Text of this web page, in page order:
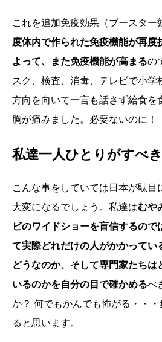
これを追加免疫効果（ブースター
度体内で作られた免疫機能が再度
よって、また免疫機能が高まるの
スク、検査、消毒、テレビで小学
方向を向いて一言も話さず給食を
胸が痛みました。必要ないのに！
私達一人ひとりがすべ
こんな事をしていては日本が駄目
大変になるでしょう。私達はむや
ビのワイドショーを盲信するの
て実際どれだけの人がかかってい
どうなのか、そして専門家たちは
いるのかを自分の目で確かめるべ
か？ 何でもかんでも怖がる・・
ると思います。